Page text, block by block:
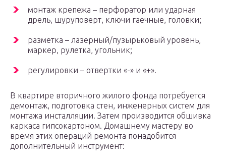
монтаж крепежа – перфоратор или ударная
дрель, шуруповерт, ключи гаечные, головки;
разметка – лазерный/пузырьковый уровень,
маркер, рулетка, угольник;
регулировки – отвертки «-» и «+».
В квартире вторичного жилого фонда потребуется
демонтаж, подготовка стен, инженерных систем для
монтажа инсталляции. Затем производится обшивка
каркаса гипсокартоном. Домашнему мастеру во
время этих операций ремонта понадобится
дополнительный инструмент: